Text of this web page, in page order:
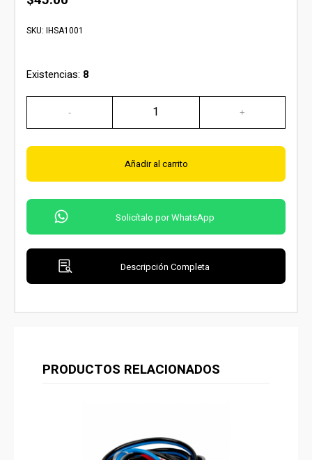
SKU: IHSA1001
Existencias: 8
Añadir al carrito
Solicítalo por WhatsApp
Descripción Completa
PRODUCTOS RELACIONADOS